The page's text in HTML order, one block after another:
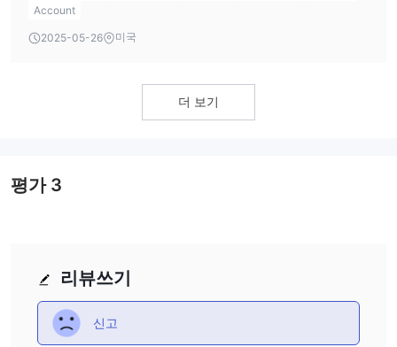
Account
2025-05-26 미국
더 보기
리뷰쓰기
신고
평가3